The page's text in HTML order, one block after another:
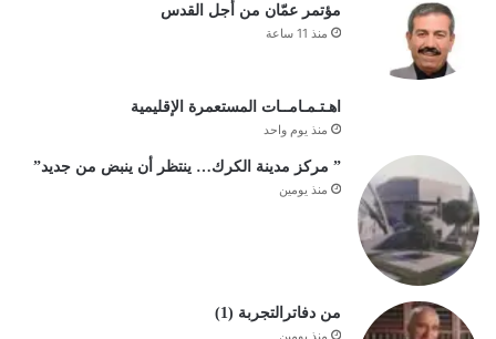
مؤتمر عمّان من أجل القدس
منذ 11 ساعة
اهـتـمـامــات المستعمرة الإقليمية
منذ يوم واحد
” مركز مدينة الكرك… ينتظر أن ينبض من جديد”
منذ يومين
من دفاترالتجربة (1)
منذ يومين